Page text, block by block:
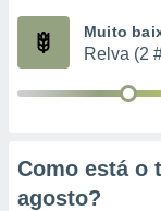
estudos
1199
Muito
Relva (2
Como está o
agosto?